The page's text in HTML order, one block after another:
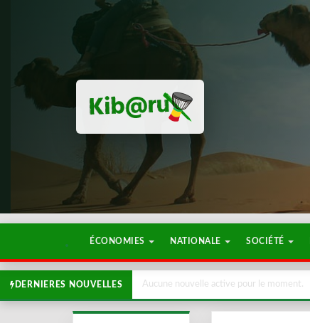
ÉCONOMIES NATIONALE SOCIÉTÉ
DERNIERES NOUVELLES Aucune nouvelle active pour le moment.